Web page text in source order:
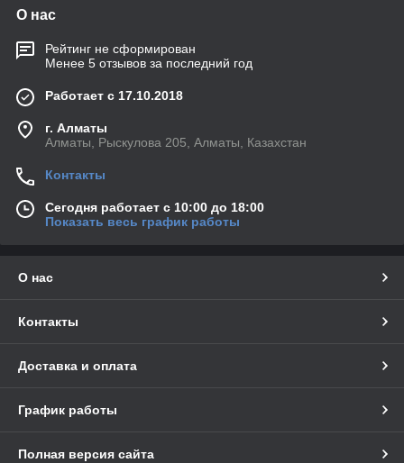
О нас
Рейтинг не сформирован
Менее 5 отзывов за последний год
Работает с 17.10.2018
г. Алматы
Алматы, Рыскулова 205, Алматы, Казахстан
Контакты
Сегодня работает с 10:00 до 18:00
Показать весь график работы
О нас
Контакты
Доставка и оплата
График работы
Полная версия сайта